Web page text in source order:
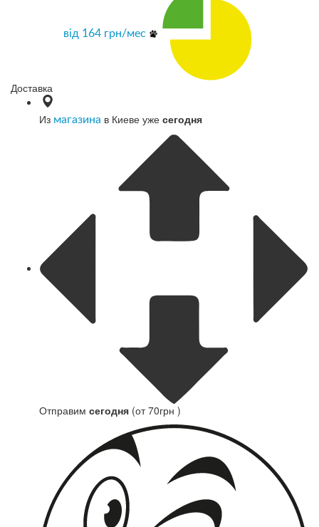
від 164 грн/мес
Доставка
Из магазина в Киеве уже сегодня
Отправим сегодня (от 70грн )